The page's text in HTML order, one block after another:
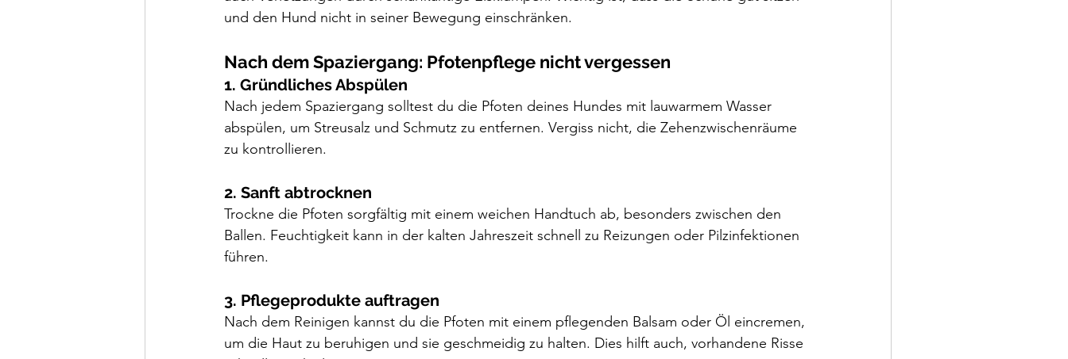
und den Hund nicht in seiner Bewegung einschränken.
Nach dem Spaziergang: Pfotenpflege nicht vergessen
1. Gründliches Abspülen
Nach jedem Spaziergang solltest du die Pfoten deines Hundes mit lauwarmem Wasser
abspülen, um Streusalz und Schmutz zu entfernen. Vergiss nicht, die Zehenzwischenräume
zu kontrollieren.
2. Sanft abtrocknen
Trockne die Pfoten sorgfältig mit einem weichen Handtuch ab, besonders zwischen den
Ballen. Feuchtigkeit kann in der kalten Jahreszeit schnell zu Reizungen oder Pilzinfektionen
führen.
3. Pflegeprodukte auftragen
Nach dem Reinigen kannst du die Pfoten mit einem pflegenden Balsam oder Öl eincremen,
um die Haut zu beruhigen und sie geschmeidig zu halten. Dies hilft auch, vorhandene Risse